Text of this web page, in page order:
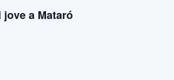
a Mataró